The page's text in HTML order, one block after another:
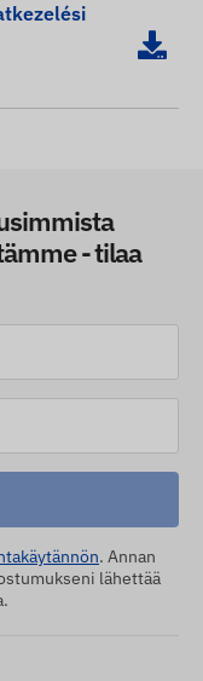
- tilaa
. Annan
lähettää